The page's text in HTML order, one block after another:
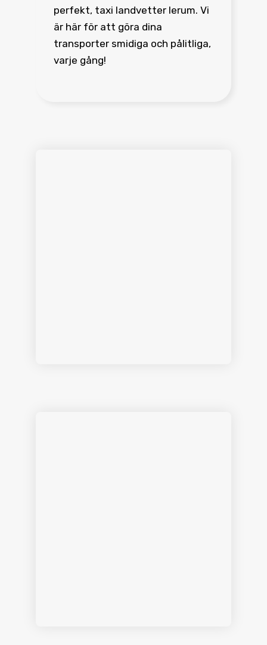
perfekt, taxi landvetter lerum. Vi
är här för att göra dina
transporter smidiga och pålitliga,
varje gång!